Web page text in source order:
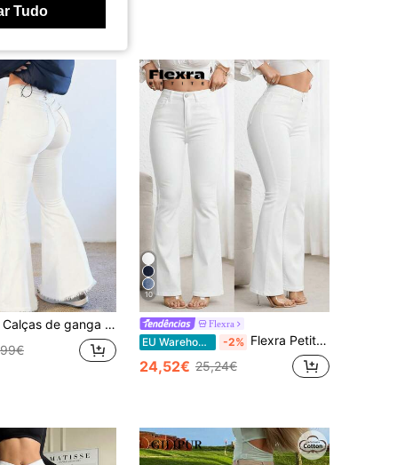
alta com bainha desfiada e perna flare, tecido fino elástico, brancas para verão e outono
10
Flexra
EU Warehouse -2% Flexra Petite Calças de Gangue Casuais Skinny com Bolsos Inclinados e Perna Flare, Cor Sólida, para Mulheres Petite
24,52€ 25,24€
Tudo